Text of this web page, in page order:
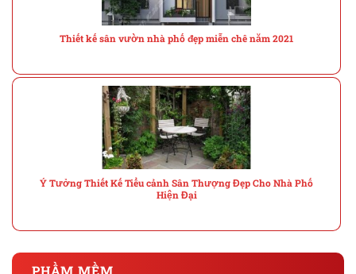
Thiết kế sân vườn nhà phố đẹp miễn chê năm 2021
Ý Tưởng Thiết Kế Tiểu cảnh Sân Thượng Đẹp Cho Nhà Phố
Hiện Đại
PHẦM MỀM